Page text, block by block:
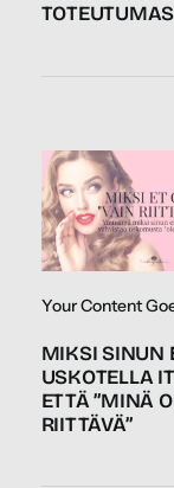
Your Content
MIKSI SINUN
USKOTELLA
ETTÄ ”MINÄ
RIITTÄVÄ”